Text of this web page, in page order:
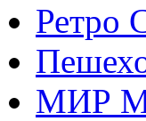
Ретро
МИР